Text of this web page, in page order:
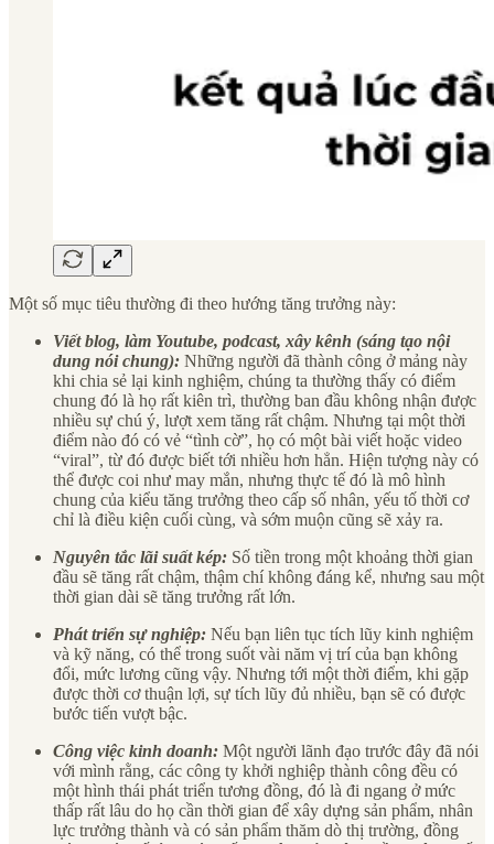
Một số mục tiêu thường đi theo hướng tăng trưởng này:
Viết blog, làm Youtube, podcast, xây kênh (sáng tạo nội
dung nói chung): Những người đã thành công ở mảng này
khi chia sẻ lại kinh nghiệm, chúng ta thường thấy có điểm
chung đó là họ rất kiên trì, thường ban đầu không nhận được
nhiều sự chú ý, lượt xem tăng rất chậm. Nhưng tại một thời
điểm nào đó có vẻ “tình cờ”, họ có một bài viết hoặc video
“viral”, từ đó được biết tới nhiều hơn hẳn. Hiện tượng này có
thể được coi như may mắn, nhưng thực tế đó là mô hình
chung của kiểu tăng trưởng theo cấp số nhân, yếu tố thời cơ
chỉ là điều kiện cuối cùng, và sớm muộn cũng sẽ xảy ra.
Nguyên tắc lãi suất kép: Số tiền trong một khoảng thời gian
đầu sẽ tăng rất chậm, thậm chí không đáng kể, nhưng sau một
thời gian dài sẽ tăng trưởng rất lớn.
Phát triển sự nghiệp: Nếu bạn liên tục tích lũy kinh nghiệm
và kỹ năng, có thể trong suốt vài năm vị trí của bạn không
đổi, mức lương cũng vậy. Nhưng tới một thời điểm, khi gặp
được thời cơ thuận lợi, sự tích lũy đủ nhiều, bạn sẽ có được
bước tiến vượt bậc.
Công việc kinh doanh: Một người lãnh đạo trước đây đã nói
với mình rằng, các công ty khởi nghiệp thành công đều có
một hình thái phát triển tương đồng, đó là đi ngang ở mức
thấp rất lâu do họ cần thời gian để xây dựng sản phẩm, nhân
lực trưởng thành và có sản phẩm thăm dò thị trường, đồng